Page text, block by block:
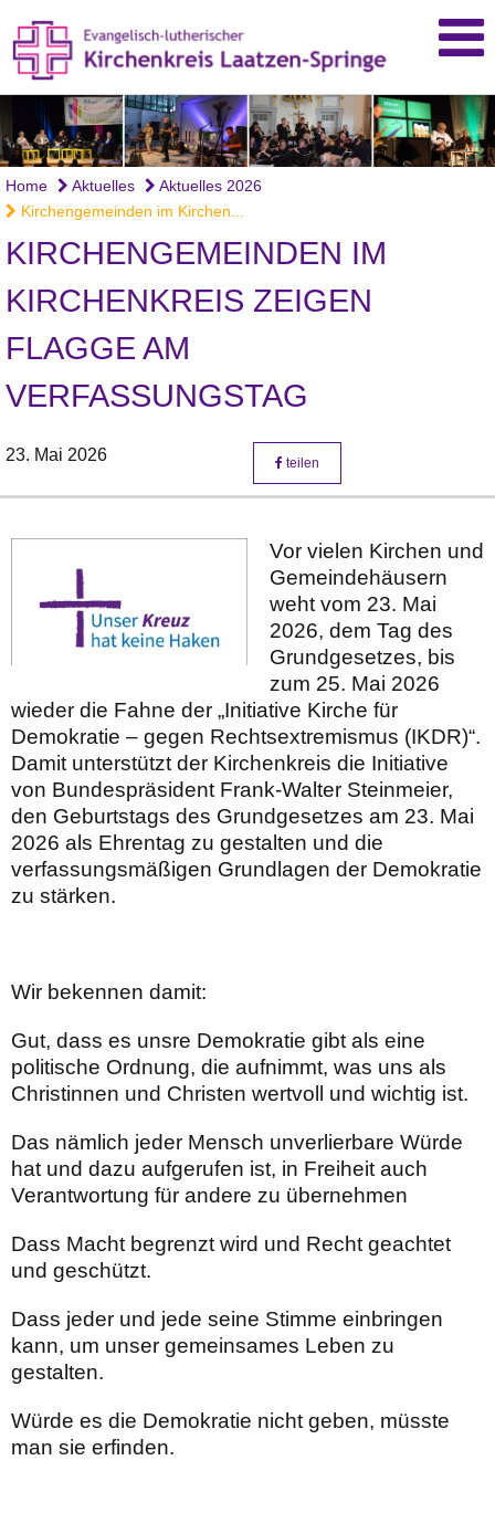
Home Aktuelles
Aktuelles 2026
Kirchengemeinden im Kirchen...
KIRCHENGEMEINDEN IM
KIRCHENKREIS ZEIGEN
FLAGGE AM
VERFASSUNGSTAG
23. Mai 2026 teilen
Vor vielen Kirchen und
Gemeindehäusern
weht vom 23. Mai
2026, dem Tag des
Grundgesetzes, bis
zum 25. Mai 2026
wieder die Fahne der „Initiative Kirche für
Demokratie – gegen Rechtsextremismus (IKDR)“.
Damit unterstützt der Kirchenkreis die Initiative
von Bundespräsident Frank-Walter Steinmeier,
den Geburtstags des Grundgesetzes am 23. Mai
2026 als Ehrentag zu gestalten und die
verfassungsmäßigen Grundlagen der Demokratie
zu stärken.
Wir bekennen damit:
Gut, dass es unsre Demokratie gibt als eine
politische Ordnung, die aufnimmt, was uns als
Christinnen und Christen wertvoll und wichtig ist.
Das nämlich jeder Mensch unverlierbare Würde
hat und dazu aufgerufen ist, in Freiheit auch
Verantwortung für andere zu übernehmen
Dass Macht begrenzt wird und Recht geachtet
und geschützt.
Dass jeder und jede seine Stimme einbringen
kann, um unser gemeinsames Leben zu
gestalten.
Würde es die Demokratie nicht geben, müsste
man sie erfinden.